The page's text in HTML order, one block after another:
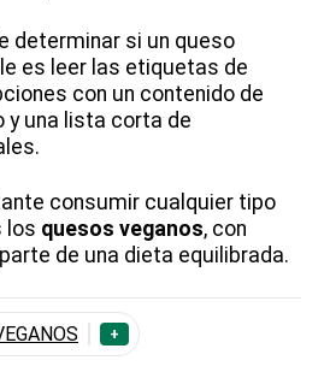
determinar si un queso
es leer las etiquetas de
con un contenido de
y una lista corta de
consumir cualquier tipo
los quesos veganos, con
de una dieta equilibrada.
+